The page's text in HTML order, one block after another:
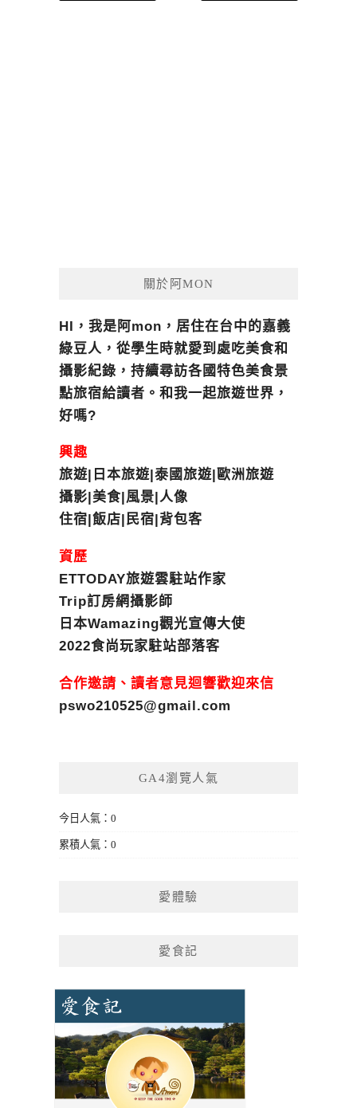
章
關於阿MON
HI，我是阿mon，居住在台中的嘉義
綠豆人，從學生時就愛到處吃美食和
攝影紀錄，持續尋訪各國特色美食景
點旅宿給讀者。和我一起旅遊世界，
好嗎?
興趣
旅遊|日本旅遊|泰國旅遊|歐洲旅遊
攝影|美食|風景|人像
住宿|飯店|民宿|背包客
資歷
ETTODAY旅遊雲駐站作家
Trip訂房網攝影師
日本Wamazing觀光宣傳大使
2022食尚玩家駐站部落客
合作邀請、讀者意見迴響歡迎來信
pswo210525@gmail.com
GA4瀏覽人氣
今日人氣：0
累積人氣：0
愛體驗
愛食記